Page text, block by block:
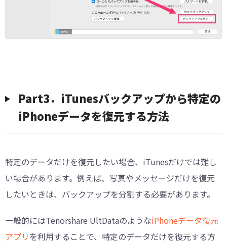
Part3．iTunesバックアップから特定の
iPhoneデータを復元する方法
特定のデータだけを復元したい場合、iTunesだけでは難し
い場合があります。例えば、写真やメッセージだけを復元
したいときは、バックアップを分割する必要があります。
一般的にはTenorshare UltDataのようなiPhoneデータ復元
アプリ を利用することで、特定のデータだけを復元する方